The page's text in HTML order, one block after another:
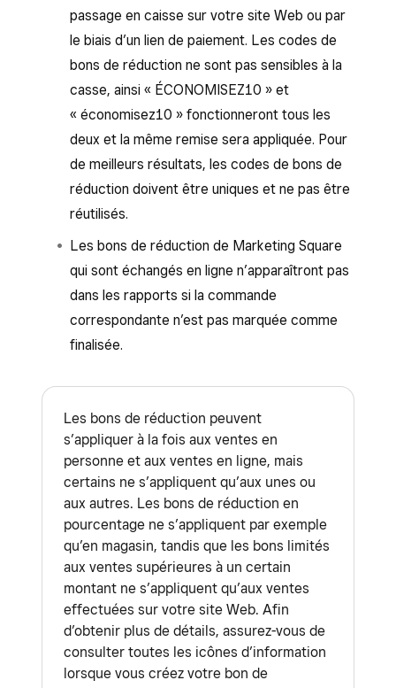
passage en caisse sur votre site Web ou par
le biais d’un lien de paiement. Les codes de
bons de réduction ne sont pas sensibles à la
casse, ainsi « ÉCONOMISEZ10 » et
« économisez10 » fonctionneront tous les
deux et la même remise sera appliquée. Pour
de meilleurs résultats, les codes de bons de
réduction doivent être uniques et ne pas être
réutilisés.
Les bons de réduction de Marketing Square
qui sont échangés en ligne n’apparaîtront pas
dans les rapports si la commande
correspondante n’est pas marquée comme
finalisée.
Les bons de réduction peuvent
s’appliquer à la fois aux ventes en
personne et aux ventes en ligne, mais
certains ne s’appliquent qu’aux unes ou
aux autres. Les bons de réduction en
pourcentage ne s’appliquent par exemple
qu’en magasin, tandis que les bons limités
aux ventes supérieures à un certain
montant ne s’appliquent qu’aux ventes
effectuées sur votre site Web. Afin
d’obtenir plus de détails, assurez-vous de
consulter toutes les icônes d’information
lorsque vous créez votre bon de